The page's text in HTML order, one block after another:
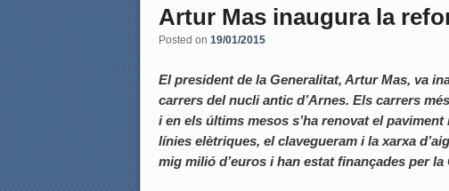
Artur Mas inaugura la
Posted on 19/01/2015
El president de la Generalitat, Artur Mas, va
carrers del nucli antic d’Arnes. Els carrers
i en els últims mesos s’ha renovat el
línies elètriques, el clavegueram i la xarxa
mig milió d’euros i han estat finançades per la